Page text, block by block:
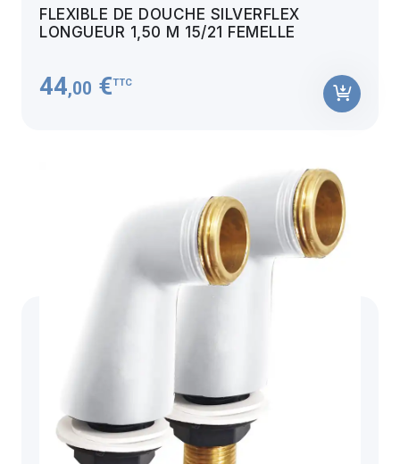
FLEXIBLE DE DOUCHE SILVERFLEX
LONGUEUR 1,50 M 15/21 FEMELLE
44,00 €TTC